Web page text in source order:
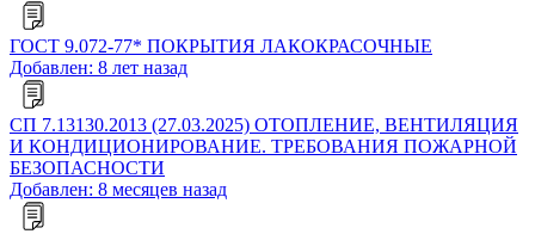
ГОСТ 9.072-77* ПОКРЫТИЯ ЛАКОКРАСОЧНЫЕ
Добавлен: 8 лет назад
СП 7.13130.2013 (27.03.2025) ОТОПЛЕНИЕ, ВЕНТИЛЯЦИЯ
И КОНДИЦИОНИРОВАНИЕ. ТРЕБОВАНИЯ ПОЖАРНОЙ
БЕЗОПАСНОСТИ
Добавлен: 8 месяцев назад